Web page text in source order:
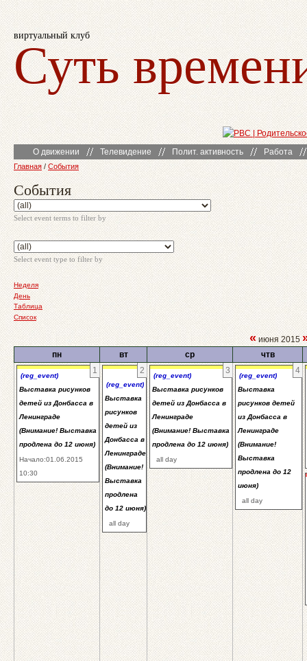
виртуальный клуб
Суть
О движении Телевидение Полит. активность Работа
Главная / События
События
Select event terms to filter by
Select event type to filter by
Неделя
День
Таблица
Список
«июня 2015
пн вт ср
чтв
1
(reg_event)
Выставка рисунков
детей из Донбасса в
Ленинграде
(Внимание! Выставка
продлена до 12 июня)
Начало:01.06.2015
10:30
2
(reg_event)
Выставка
рисунков
детей из
Донбасса в
Ленинграде
(Внимание!
Выставка
продлена
до 12 июня)
all day
3
(reg_event)
Выставка рисунков
детей из Донбасса в
Ленинграде
(Внимание! Выставка
продлена до 12 июня)
all day
4
(reg_event)
Выставка
рисунков детей
из Донбасса в
Ленинграде
(Внимание!
Выставка
продлена до 12
июня)
all day